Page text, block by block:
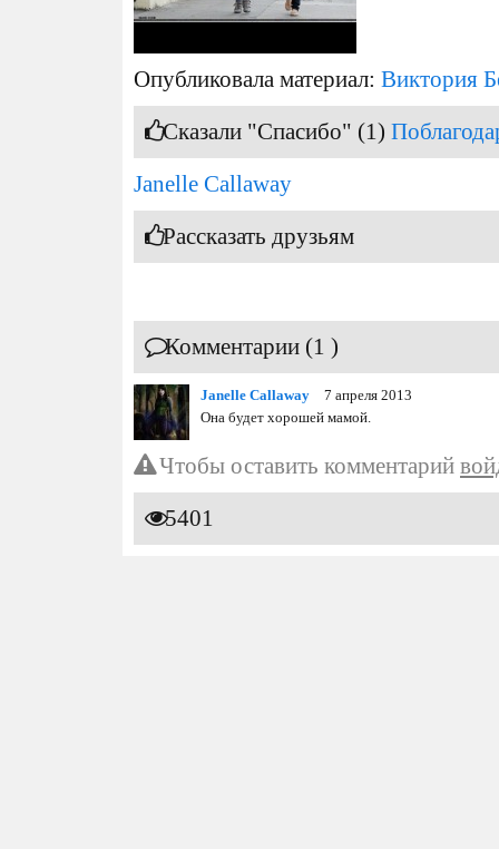
Опубликовала материал: Виктория
Сказали "Спасибо" (1)
Janelle Callaway
Рассказать друзьям
Комментарии (1 )
Janelle Callaway
7 апреля 2013
Она будет хорошей мамой.
Чтобы оставить комментарий
5401